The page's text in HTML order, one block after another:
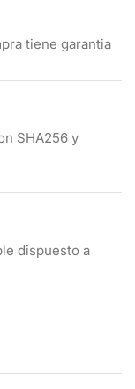
tiene garantia
SHA256 y
dispuesto a